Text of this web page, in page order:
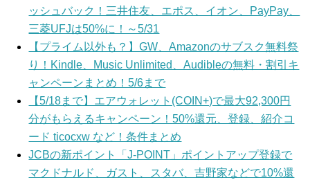
ッシュバック！三井住友、エポス、イオン、PayPay、
三菱UFJは50%に！～5/31
【プライム以外も？】GW、Amazonのサブスク無料祭
り！Kindle、Music Unlimited、Audibleの無料・割引キ
ャンペーンまとめ！5/6まで
【5/18まで】エアウォレット(COIN+)で最大92,300円
分がもらえるキャンペーン！50%還元、登録、紹介コ
ード ticocxw など！条件まとめ
JCBの新ポイント「J-POINT」ポイントアップ登録で
マクドナルド、ガスト、スタバ、吉野家などで10%還